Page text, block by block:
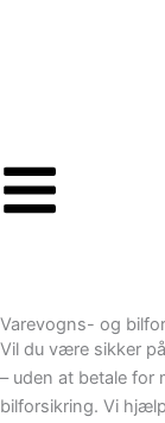
Varevogns- og
Vil du være sikker
– uden at betale for
bilforsikring. Vi